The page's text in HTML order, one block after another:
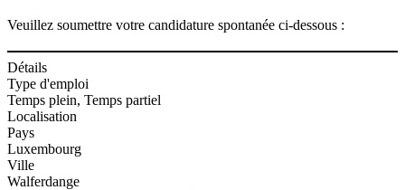
Veuillez soumettre votre candidature spontanée ci-dessous :
Détails
Type d'emploi
Temps plein, Temps partiel
Localisation
Pays
Luxembourg
Ville
Walferdange